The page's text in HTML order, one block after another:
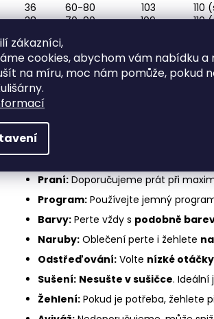
zákazníci,
cookies, abychom vám nabídku a
na míru, moc nám pomůže, pokud
36
60-80 103
110
38
70-90 109
110
42
44
85-95 128
110
46
100 -110 135 110
Materiál:60%viskóza,
Údržba
Úplet je pružný a pohodlný materiál,
Praní: Doporučujeme prát při
Program: Používejte jemný
Barvy: Perte vždy s podobně
Naruby: Oblečení perte i žehlete
Odstřeďování: Volte nízké otáčky
Sušení: Nesušte v sušičce. Ideální
Žehlení: Pokud je potřeba, žehlete